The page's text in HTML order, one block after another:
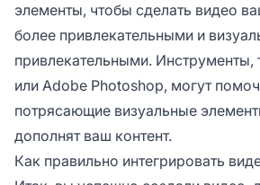
элементы, чтобы сделать видео
более привлекательными и
привлекательными. Инструменты,
или Adobe Photoshop, могут
потрясающие визуальные
дополнят ваш контент.
Как правильно интегрировать